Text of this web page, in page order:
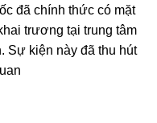
đã chính thức có mặt
trương tại trung tâm
Sự kiện này đã thu hút